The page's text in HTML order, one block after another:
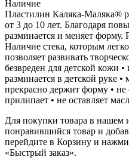
Наличие
Пластилин Каляка-Маляка®
от 3 до 10 лет. Благодаря
разминается и меняет форму.
Наличие стека, которым
позволяет развивать
безвреден для детской кожи •
разминается в детской руке •
прекрасно держит форму •
прилипает • не оставляет
Для покупки товара в нашем
понравившийся товар и
перейдите в Корзину и
«Быстрый заказ».